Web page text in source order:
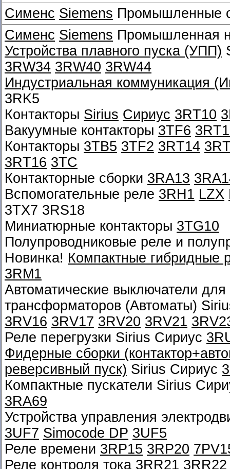
Сименс Siemens Промышленные
Сименс Siemens Промышленная
Устройства плавного пуска (УПП)
3RW34 3RW40 3RW44
Индустриальная коммуникация
3RK5
Контакторы Sirius Сириус 3RT10
Вакуумные контакторы 3TF6
Контакторы 3TB5 3TF2 3RT14
3RT16 3TC
Контакторные сборки 3RA13
Вспомогательные реле 3RH1 LZX
3TX7 3RS18
Миниатюрные контакторы 3TG10
Полупроводниковые реле и
Новинка! Компактные гибридные
3RM1
Автоматические выключатели
трансформаторов (Автоматы)
3RV16 3RV17 3RV20 3RV21
Реле перегрузки Sirius Сириус
Фидерные сборки
реверсивный пуск) Sirius Сириус
Компактные пускатели Sirius
3RA69
Устройства управления
3UF7 Simocode DP 3UF5
Реле времени 3RP15 3RP20
Реле контроля тока 3RR21 3RR22